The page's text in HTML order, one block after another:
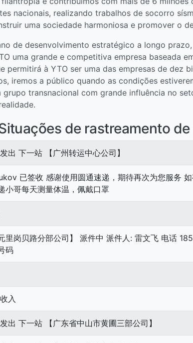
nacionais, realizando trabalhos de socorro
uma sociedade harmoniosa e promover o
de desenvolvimento estratégico a longo
uma grande e competitiva empresa baseada
permitirá à YTO ser uma das empresas de dez
iremos a público quando as condições
grupo transnacional com grande influência no
de rastreamento
出 下一站 【广州转运中心公司】
已签收 感谢使用圆通速递，期待再次为您服务
小哥每天测量体温，佩戴口罩
里岗贝路分部公司】 派件中 派件人: 雷文飞 电话
码
入
出 下一站 【广东省中山市黄圃三部公司】